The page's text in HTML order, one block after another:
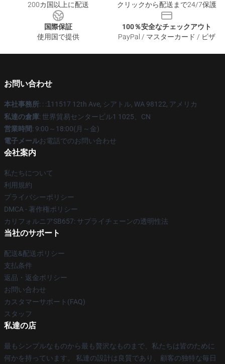
200カ国以上に配送
クリックから配送まで24/7保護
国際保証
使用国で提供
100％安全なチェックアウト
PayPal / マスターカード / ビザ
お問い合わせ
本社事務所: : :1 11517 12th Ave, シアトル, WA 98122, アメリカ
私達の倉庫: 世界貿易センタービル1 1025、CN
営業時間: 9:00～18:00(月～金)
電子メールお電話でのお問い合わせ
会社案内
私たちについて
利用規約
プライバシーポリシー
DMCA - 著作権ポリシー
カリフォルニアSB657: サプライチェーンの透明性法
当社のサポート
配送&配送ポリシー
支払条件
返品・返金ポリシー
お問い合わせ
カスタマーサポート(FAQ)
スタッフ
私達の店
最もシンプルなものから最も贅沢なものまで、私たちは皆のために
何かを持っています。 私達の設計は良質であり、顧客の独特な毎日